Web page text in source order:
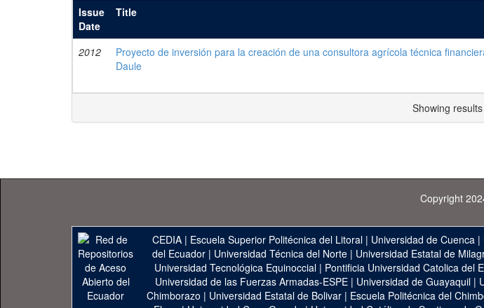
Issue
Date
Title
2012
Proyecto de inversión para la creación de una consultora agrícola técnica
Daule
Showing
Copyright
CEDIA | Escuela Superior Politécnica del Litoral | Universidad de Cuenca |
del Ecuador| Universidad Técnica del Norte| Universidad Estatal de
Universidad Tecnológica Equinoccial| Pontificia Universidad Catolica del
Universidad de las Fuerzas Armadas-ESPE | Universidad de Guayaquil |
Chimborazo | Universidad Estatal de Bolivar| Escuela Politécnica del